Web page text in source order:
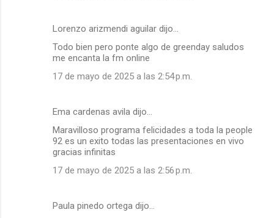
Lorenzo arizmendi aguilar dijo…
Todo bien pero ponte algo de greenday saludos
me encanta la fm online
17 de mayo de 2025 a las 2:54 p.m.
Ema cardenas avila dijo…
Maravilloso programa felicidades a toda la people
92 es un exito todas las presentaciones en vivo
gracias infinitas
17 de mayo de 2025 a las 2:56 p.m.
Paula pinedo ortega dijo…